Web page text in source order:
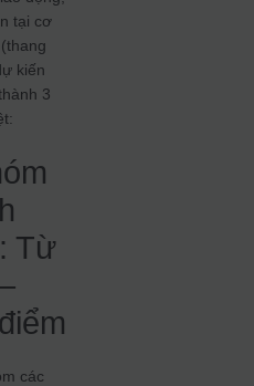
tại cơ
kiến
3
Từ
các